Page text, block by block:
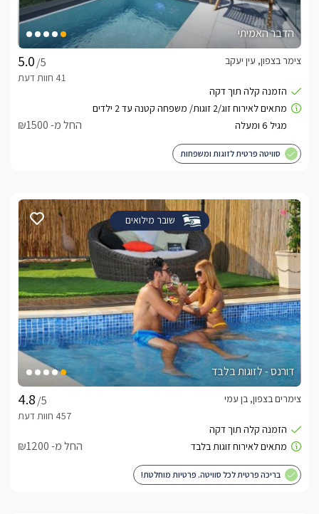
הדבר האמיתי
/5
צימר בצפון, עין יעקב
החל מ- ₪1500
סוויטה פרטית לזוגות ומשפחות
שובר מילואים
דורנס - לזוגות בלבד
/5
צימרים בצפון, בן עמי
החל מ- ₪1200
בריכה פרטית לכל סוויטה. פרטיות מוחלטת!